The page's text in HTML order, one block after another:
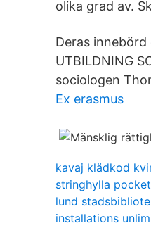
olika grad av.
Deras
UTBILDNING
sociologen
Ex erasmus
kavaj klädkod
stringhylla pocket
lund
installations